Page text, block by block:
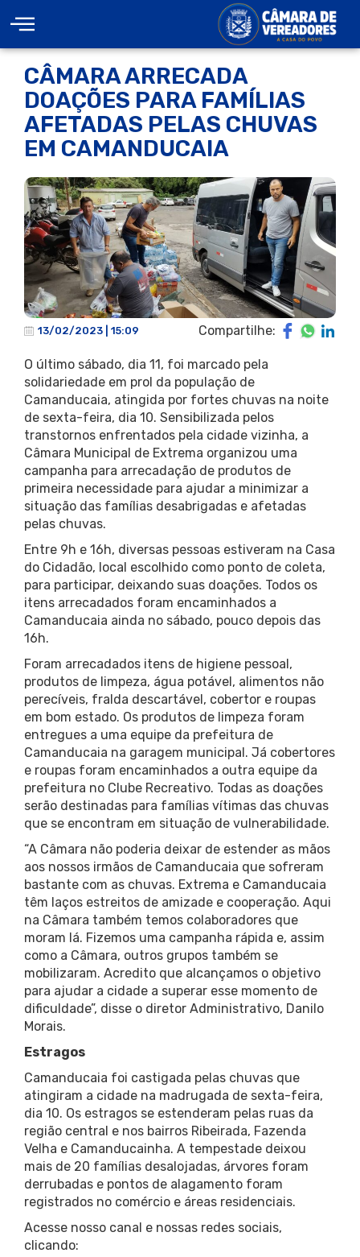
CÂMARA ARRECADA
DOAÇÕES PARA FAMÍLIAS
AFETADAS PELAS CHUVAS
EM CAMANDUCAIA
13/02/2023 | 15:09 Compartilhe:
O último sábado, dia 11, foi marcado pela
solidariedade em prol da população de
Camanducaia, atingida por fortes chuvas na noite
de sexta-feira, dia 10. Sensibilizada pelos
transtornos enfrentados pela cidade vizinha, a
Câmara Municipal de Extrema organizou uma
campanha para arrecadação de produtos de
primeira necessidade para ajudar a minimizar a
situação das famílias desabrigadas e afetadas
pelas chuvas.
Entre 9h e 16h, diversas pessoas estiveram na Casa
do Cidadão, local escolhido como ponto de coleta,
para participar, deixando suas doações. Todos os
itens arrecadados foram encaminhados a
Camanducaia ainda no sábado, pouco depois das
16h.
Foram arrecadados itens de higiene pessoal,
produtos de limpeza, água potável, alimentos não
perecíveis, fralda descartável, cobertor e roupas
em bom estado. Os produtos de limpeza foram
entregues a uma equipe da prefeitura de
Camanducaia na garagem municipal. Já cobertores
e roupas foram encaminhados a outra equipe da
prefeitura no Clube Recreativo. Todas as doações
serão destinadas para famílias vítimas das chuvas
que se encontram em situação de vulnerabilidade.
“A Câmara não poderia deixar de estender as mãos
aos nossos irmãos de Camanducaia que sofreram
bastante com as chuvas. Extrema e Camanducaia
têm laços estreitos de amizade e cooperação. Aqui
na Câmara também temos colaboradores que
moram lá. Fizemos uma campanha rápida e, assim
como a Câmara, outros grupos também se
mobilizaram. Acredito que alcançamos o objetivo
para ajudar a cidade a superar esse momento de
dificuldade”, disse o diretor Administrativo, Danilo
Morais.
Estragos
Camanducaia foi castigada pelas chuvas que
atingiram a cidade na madrugada de sexta-feira,
dia 10. Os estragos se estenderam pelas ruas da
região central e nos bairros Ribeirada, Fazenda
Velha e Camanducainha. A tempestade deixou
mais de 20 famílias desalojadas, árvores foram
derrubadas e pontos de alagamento foram
registrados no comércio e áreas residenciais.
Acesse nosso canal e nossas redes sociais,
clicando: